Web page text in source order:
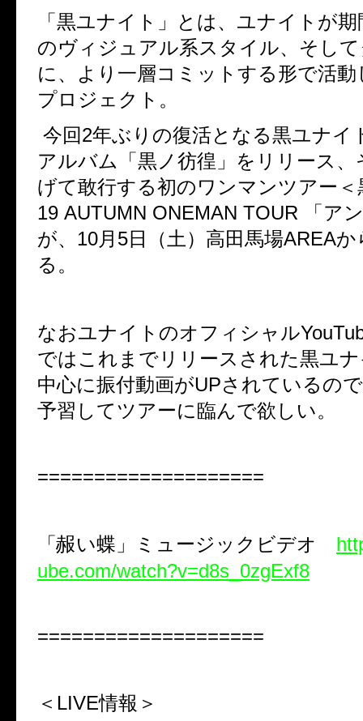
「黒ユナイト」とは、ユナイトが
のヴィジュアル系スタイル、そし
に、より一層コミットする形で活
プロジェクト。
今回2年ぶりの復活となる黒ユナイ
アルバム「黒ノ彷徨」をリリース
げて敢行する初のワンマンツアー
19 AUTUMN ONEMAN TOUR
「ア
が、 10月 5日（土）高田馬場AREAか
る。
なおユナイトのオフィシャル
ではこれまでリリースされた黒ユ
中心に振付動画がUPされているの
予習してツアーに臨んで欲しい。
====================
「赧い蝶」ミュージックビデオ
ube.com/watch?v=d8s_0zgExf8
====================
＜LIVE情報＞